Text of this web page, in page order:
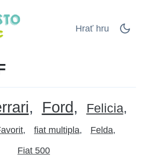
Hrať hru
Ford
Felicia
fiat multipla Felda
Fiat 500